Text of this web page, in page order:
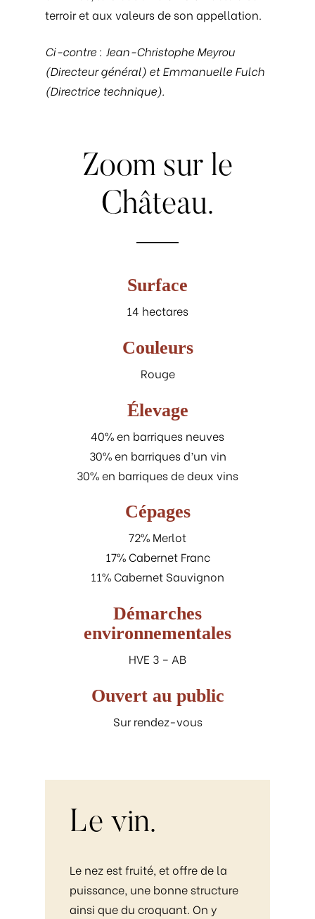
terroir et aux valeurs de son appellation.
Ci-contre : Jean-Christophe Meyrou
(Directeur général) et Emmanuelle Fulch
(Directrice technique).
Zoom sur le
Château.
Surface
14 hectares
Couleurs
Rouge
Élevage
40% en barriques neuves
30% en barriques d’un vin
30% en barriques de deux vins
Cépages
72% Merlot
17% Cabernet Franc
11% Cabernet Sauvignon
Démarches
environnementales
HVE 3 – AB
Ouvert au public
Sur rendez-vous
Le vin.
Le nez est fruité, et offre de la
puissance, une bonne structure
ainsi que du croquant. On y